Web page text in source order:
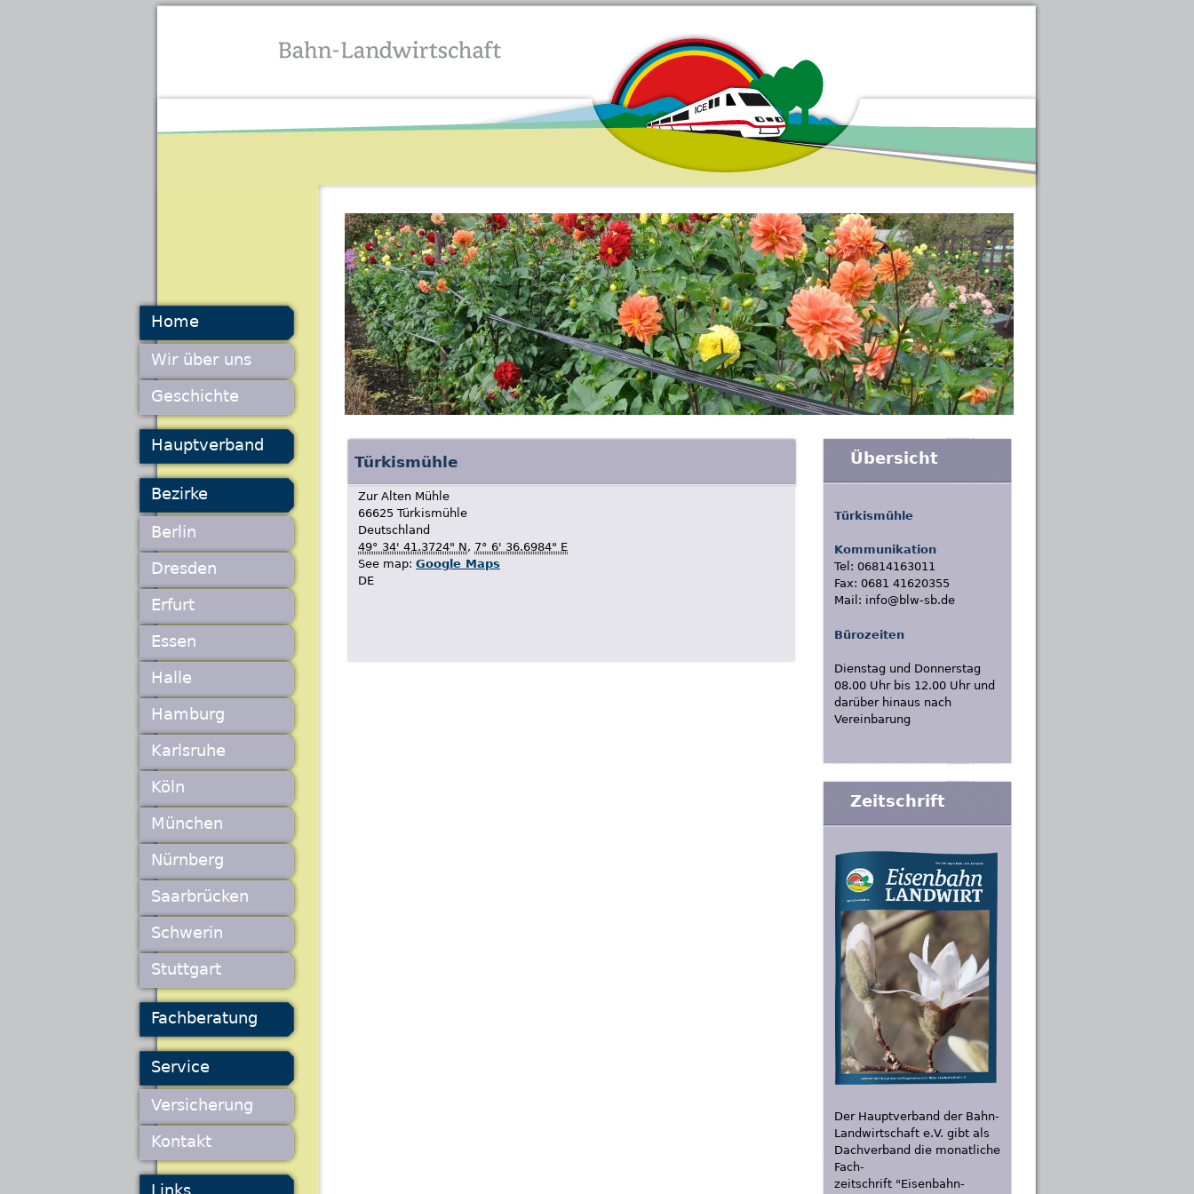
Jump to navigation
Türkismühle
Zur Alten Mühle
66625 Türkismühle
Deutschland
49° 34' 41.3724" N, 7° 6' 36.6984" E
See map: Google Maps
DE
Home
Wir über uns
Geschichte
Hauptverband
Bezirke
Berlin
Dresden
Erfurt
Essen
Halle
Hamburg
Karlsruhe
Köln
München
Nürnberg
Saarbrücken
Schwerin
Stuttgart
Fachberatung
Service
Versicherung
Kontakt
Links
Übersicht
Türkismühle
Kommunikation
Tel: 06814163011
Fax: 0681 41620355
Mail: info@blw-sb.de
Bürozeiten
Dienstag und Donnerstag
08.00 Uhr bis 12.00 Uhr und
darüber hinaus nach
Vereinbarung
Zeitschrift
Der Hauptverband der Bahn-
Landwirtschaft e.V. gibt als
Dachverband die monatliche
Fach-
zeitschrift "Eisenbahn-